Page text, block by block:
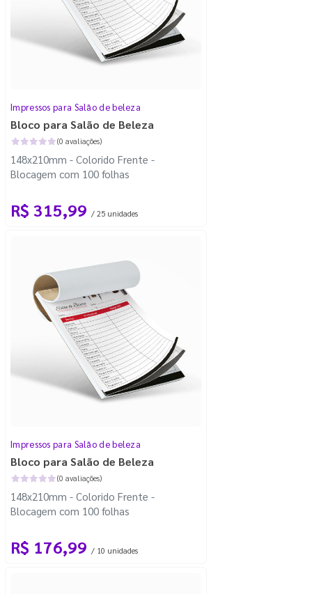
Impressos para Salão de beleza
Bloco para Salão de Beleza
(0 avaliações)
148x210mm - Colorido Frente -
Blocagem com 100 folhas
R$ 315,99 / 25 unidades
Impressos para Salão de beleza
Bloco para Salão de Beleza
(0 avaliações)
148x210mm - Colorido Frente -
Blocagem com 100 folhas
R$ 176,99 / 10 unidades